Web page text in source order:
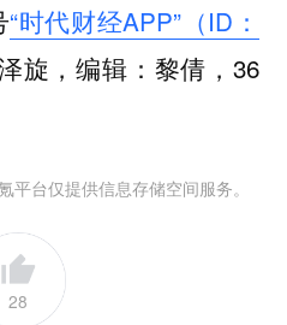
“时代财经APP”（ID：
旋，编辑：黎倩，36
台仅提供信息存储空间服务。
28